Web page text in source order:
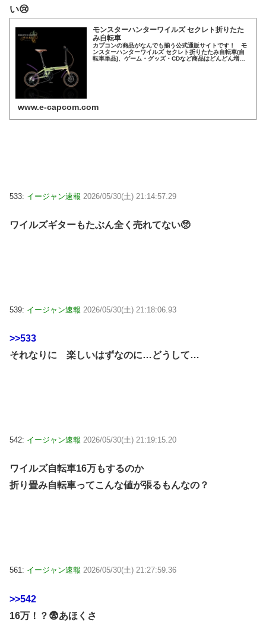
い😢
モンスターハンターワイルズ セクレト折りたた
み自転車
カプコンの商品がなんでも揃う公式通販サイトです！ モ
ンスターハンターワイルズ セクレト折りたたみ自転車(自
転車単品)、ゲーム・グッズ・CDなど商品はどんどん増え
www.e-capcom.com
533: イージャン速報 2026/05/30(土) 21:14:57.29
ワイルズギターもたぶん全く売れてない🥺
539: イージャン速報 2026/05/30(土) 21:18:06.93
>>533
それなりに 楽しいはずなのに…どうして…
542: イージャン速報 2026/05/30(土) 21:19:15.20
ワイルズ自転車16万もするのか
折り畳み自転車ってこんな値が張るもんなの？
561: イージャン速報 2026/05/30(土) 21:27:59.36
>>542
16万！？😨あほくさ